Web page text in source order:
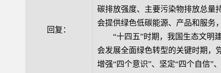
回复：
碳排放强度、主要污染物排放总量
会提供绿色低碳能源、产品和服务
“十四五”时期，我国生态文明建
会发展全面绿色转型的关键时期，
增强“四个意识”、坚定“四个自信”